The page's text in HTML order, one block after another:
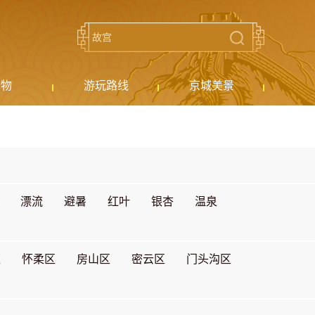
游玩路线 京城美景
漂流 避暑 红叶 银杏
温泉
怀柔区 房山区 密云区
门头沟区